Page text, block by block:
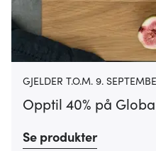
GJELDER T.O.M. 9.
Opptil 40% på
Se produkter